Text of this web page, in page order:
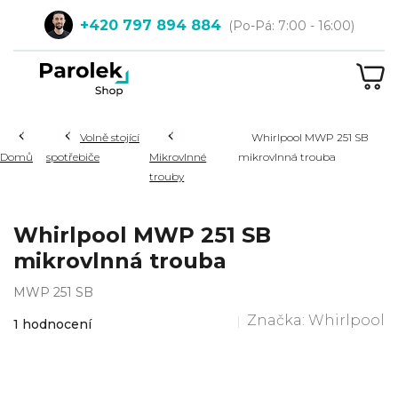
obsah
+420 797 894 884
Hledat
Domů
Volně stojící
spotřebiče
Mikrovlnné
trouby
Whirlpool MWP 251 SB
mikrovlnná trouba
Whirlpool MWP 251 SB
mikrovlnná trouba
MWP 251 SB
hodnocení
1 hodnocení Značka: Whirlpool